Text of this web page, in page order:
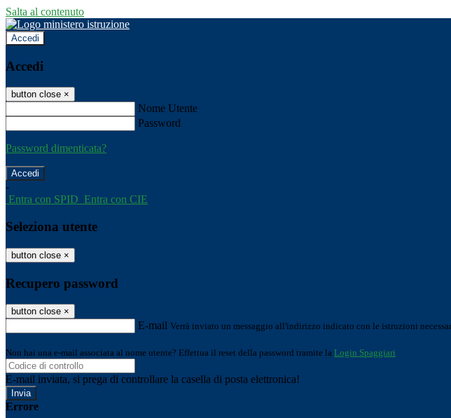
Salta al contenuto
Accedi
Accedi
button close ×
Nome Utente
Password
Password dimenticata?
-
Entra con SPID Entra con CIE
Seleziona utente
button close ×
Recupero password
button close ×
E-mail Verrà inviato un messaggio all'indirizzo indicato con le istruzioni
Non hai una e-mail associata al nome utente? Effettua il reset della password tramite la Login Spaggiari
E-mail inviata, si prega di controllare la casella di posta elettronica!
Errore